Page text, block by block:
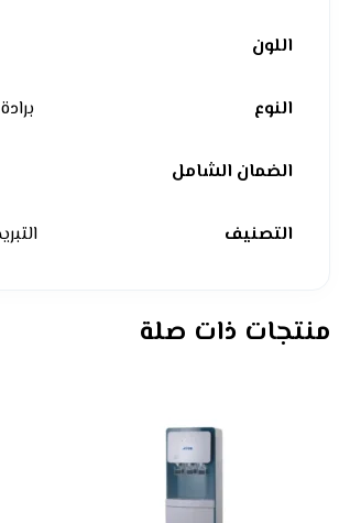
اللون
النوع
الضمان الشامل
التصنيف
منتجات ذات صلة